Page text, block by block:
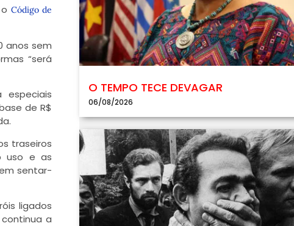
Código de
anos sem
“será
de R$
traseiros
uso e as
sentar-
ligados
a
O TEMPO TECE DEVAGAR
06/08/2026